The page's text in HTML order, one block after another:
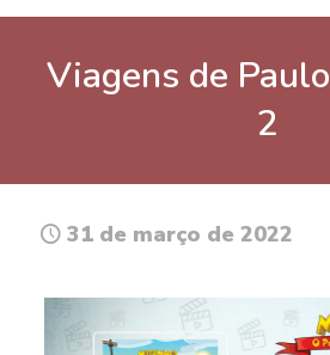
Viagens de
2
31 de março de 2022